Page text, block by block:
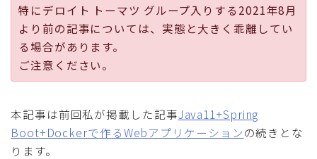
ビジネス
リモートワーク
採用
特にデロイト トーマツ グループ入りする2021年8月
より前の記事については、実態と大きく乖離してい
る場合があります。
ご注意ください。
本記事は前回私が掲載した記事Java11+Spring
Boot+Dockerで作るWebアプリケーションの続きとな
ります。